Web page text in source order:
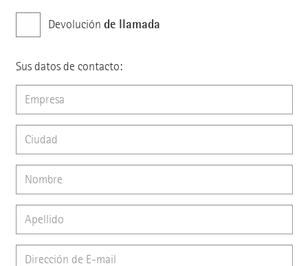
Devolución de llamada
Sus datos de contacto: